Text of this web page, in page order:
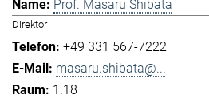
Prof. Masaru Shibata
Direktor
+49 331 567-7222
masaru.shibata@...
1.18